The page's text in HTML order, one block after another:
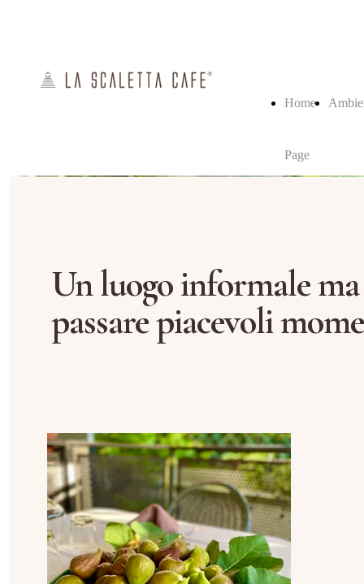
Home
Page
Un luogo informale ma
passare piacevoli